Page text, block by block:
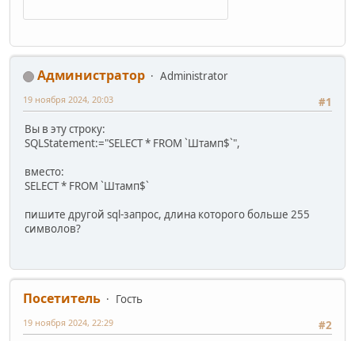
Администратор
Administrator
#1
19 ноября 2024, 20:03
Вы в эту строку:
SQLStatement:="SELECT * FROM `Штамп$`",
вместо:
SELECT * FROM `Штамп$`
пишите другой sql-запрос, длина которого больше 255
символов?
Посетитель
Гость
#2
19 ноября 2024, 22:29